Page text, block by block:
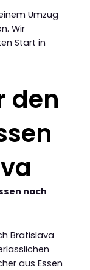
Umzug
Wir
Start in
den
nach
Bratislava
aus Essen